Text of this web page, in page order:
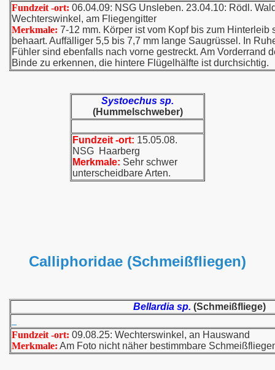
Fundzeit -ort: 06.04.09: NSG Unsleben. 23.04.10: Rödl.
Wechterswinkel, am Fliegengitter
Merkmale: 7-12 mm. Körper ist vom Kopf bis zum
behaart. Auffälliger 5,5 bis 7,7 mm lange Saugrüssel. In
Fühler sind ebenfalls nach vorne gestreckt. Am Vorderrand
Binde zu erkennen, die hintere Flügelhälfte ist durchsichtig.
Systoechus sp.
(Hummelschweber)
Fundzeit -ort: 15.05.08.
NSG Haarberg
Merkmale: Sehr schwer
unterscheidbare Arten.
Calliphoridae (Schmeißfliegen)
Bellardia sp. (Schmeißfliege)
Fundzeit -ort: 09.08.25: Wechterswinkel, an Hauswand
Merkmale: Am Foto nicht näher bestimmbare